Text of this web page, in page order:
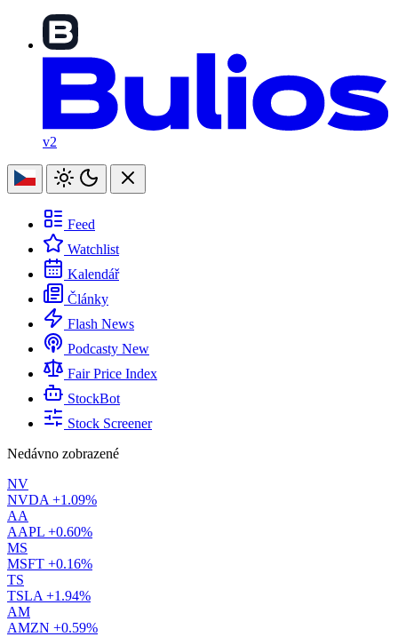
v2
Feed
Watchlist
Kalendář
Články
Flash News
Podcasty New
Fair Price Index
StockBot
Stock Screener
Nedávno zobrazené
NV
NVDA +1.09%
AA
AAPL +0.60%
MS
MSFT +0.16%
TS
TSLA +1.94%
AM
AMZN +0.59%